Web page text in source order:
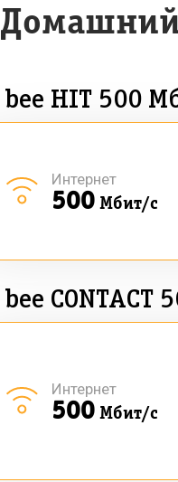
Домашний
bee HIT 500
500 Мбит/с
Интернет
bee CONTACT
500 Мбит/с
Интернет